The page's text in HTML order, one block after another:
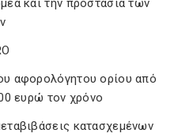
και την προστασία των
αφορολόγητου ορίου από
ευρώ τον χρόνο
κατασχεμένων